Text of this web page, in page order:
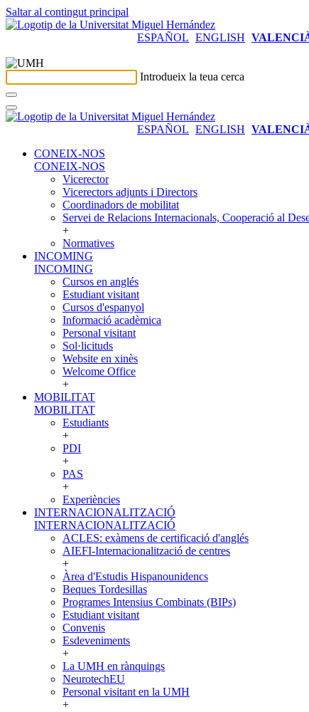
Saltar al contingut principal
ESPAÑOL ENGLISH
Introdueix la teua cerca
ESPAÑOL ENGLISH
CONEIX-NOS
CONEIX-NOS
Vicerector
Vicerectors adjunts i Directors
Coordinadors de mobilitat
Servei de Relacions Internacionals, Cooperació al
+
Normatives
INCOMING
INCOMING
Cursos en anglés
Estudiant visitant
Cursos d'espanyol
Informació acadèmica
Personal visitant
Sol·licituds
Website en xinès
Welcome Office
+
MOBILITAT
MOBILITAT
Estudiants
+
PDI
+
PAS
+
Experiències
INTERNACIONALITZACIÓ
INTERNACIONALITZACIÓ
ACLES: exàmens de certificació d'anglés
AIEFI-Internacionalització de centres
+
Àrea d'Estudis Hispanounidencs
Beques Tordesillas
Programes Intensius Combinats (BIPs)
Estudiant visitant
Convenis
Esdeveniments
+
La UMH en rànquings
NeurotechEU
Personal visitant en la UMH
+